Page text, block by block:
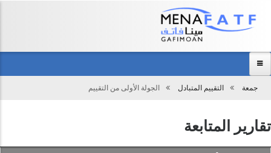
تحميل
جمعة التقييم المتبادل الجولة الأولى من التقييم
تقارير المتابعة